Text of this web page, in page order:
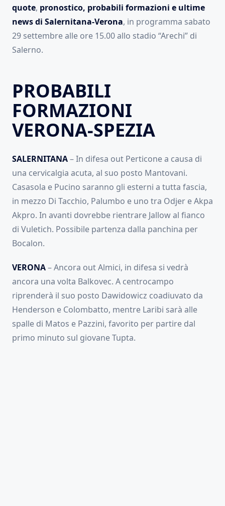
quote, pronostico, probabili formazioni e ultime
news di Salernitana-Verona, in programma sabato
29 settembre alle ore 15.00 allo stadio “Arechi” di
Salerno.
PROBABILI
FORMAZIONI
VERONA-SPEZIA
SALERNITANA– In difesa out Perticone a causa di
una cervicalgia acuta, al suo posto Mantovani.
Casasola e Pucino saranno gli esterni a tutta fascia,
in mezzo Di Tacchio, Palumbo e uno tra Odjer e Akpa
Akpro. In avanti dovrebbe rientrare Jallow al fianco
di Vuletich. Possibile partenza dalla panchina per
Bocalon.
VERONA– Ancora out Almici, in difesa si vedrà
ancora una volta Balkovec. A centrocampo
riprenderà il suo posto Dawidowicz coadiuvato da
Henderson e Colombatto, mentre Laribi sarà alle
spalle di Matos e Pazzini, favorito per partire dal
primo minuto sul giovane Tupta.